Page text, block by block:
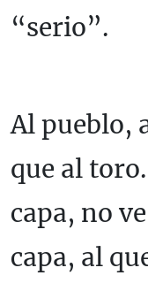
“serio”.
Al pueblo,
que al
capa, no
capa, al